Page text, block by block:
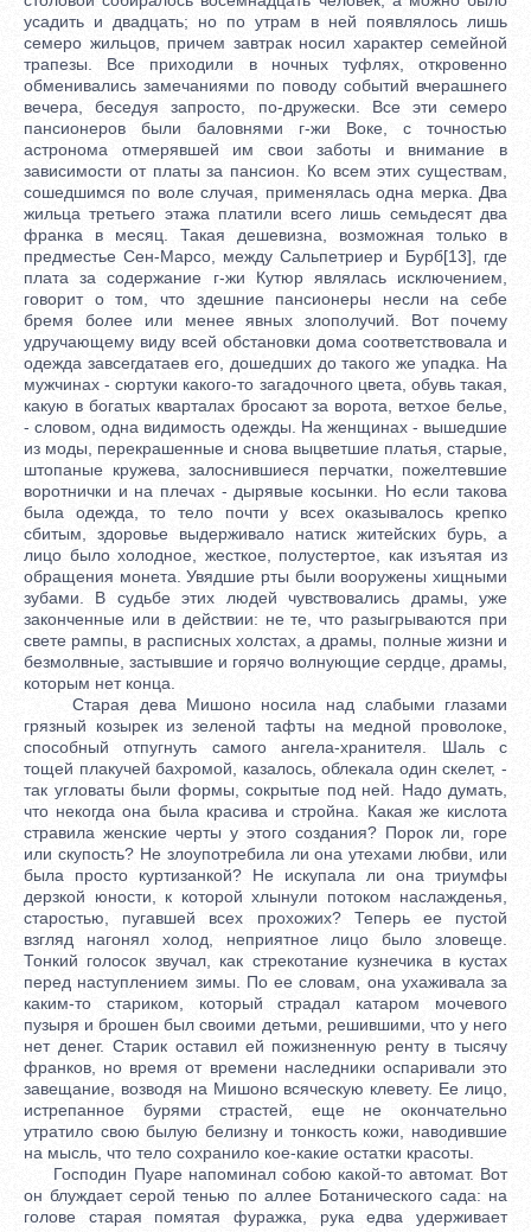
усадить и двадцать; но по утрам в ней появлялось лишь
семеро жильцов, причем завтрак носил характер семейной
трапезы. Все приходили в ночных туфлях, откровенно
обменивались замечаниями по поводу событий вчерашнего
вечера, беседуя запросто, по-дружески. Все эти семеро
пансионеров были баловнями г-жи Воке, с точностью
астронома отмерявшей им свои заботы и внимание в
зависимости от платы за пансион. Ко всем этих существам,
сошедшимся по воле случая, применялась одна мерка. Два
жильца третьего этажа платили всего лишь семьдесят два
франка в месяц. Такая дешевизна, возможная только в
предместье Сен-Марсо, между Сальпетриер и Бурб[13], где
плата за содержание г-жи Кутюр являлась исключением,
говорит о том, что здешние пансионеры несли на себе
бремя более или менее явных злополучий. Вот почему
удручающему виду всей обстановки дома соответствовала и
одежда завсегдатаев его, дошедших до такого же упадка. На
мужчинах - сюртуки какого-то загадочного цвета, обувь такая,
какую в богатых кварталах бросают за ворота, ветхое белье,
- словом, одна видимость одежды. На женщинах - вышедшие
из моды, перекрашенные и снова выцветшие платья, старые,
штопаные кружева, залоснившиеся перчатки, пожелтевшие
воротнички и на плечах - дырявые косынки. Но если такова
была одежда, то тело почти у всех оказывалось крепко
сбитым, здоровье выдерживало натиск житейских бурь, а
лицо было холодное, жесткое, полустертое, как изъятая из
обращения монета. Увядшие рты были вооружены хищными
зубами. В судьбе этих людей чувствовались драмы, уже
законченные или в действии: не те, что разыгрываются при
свете рампы, в расписных холстах, а драмы, полные жизни и
безмолвные, застывшие и горячо волнующие сердце, драмы,
которым нет конца.
Старая дева Мишоно носила над слабыми глазами
грязный козырек из зеленой тафты на медной проволоке,
способный отпугнуть самого ангела-хранителя. Шаль с
тощей плакучей бахромой, казалось, облекала один скелет, -
так угловаты были формы, сокрытые под ней. Надо думать,
что некогда она была красива и стройна. Какая же кислота
стравила женские черты у этого создания? Порок ли, горе
или скупость? Не злоупотребила ли она утехами любви, или
была просто куртизанкой? Не искупала ли она триумфы
дерзкой юности, к которой хлынули потоком наслажденья,
старостью, пугавшей всех прохожих? Теперь ее пустой
взгляд нагонял холод, неприятное лицо было зловеще.
Тонкий голосок звучал, как стрекотание кузнечика в кустах
перед наступлением зимы. По ее словам, она ухаживала за
каким-то стариком, который страдал катаром мочевого
пузыря и брошен был своими детьми, решившими, что у него
нет денег. Старик оставил ей пожизненную ренту в тысячу
франков, но время от времени наследники оспаривали это
завещание, возводя на Мишоно всяческую клевету. Ее лицо,
истрепанное бурями страстей, еще не окончательно
утратило свою былую белизну и тонкость кожи, наводившие
на мысль, что тело сохранило кое-какие остатки красоты.
Господин Пуаре напоминал собою какой-то автомат. Вот
он блуждает серой тенью по аллее Ботанического сада: на
голове старая помятая фуражка, рука едва удерживает